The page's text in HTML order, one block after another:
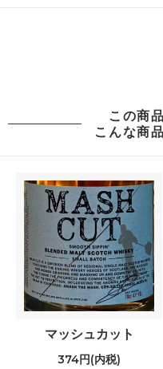
この商
こんな商
マッシュカット
374円(内税)